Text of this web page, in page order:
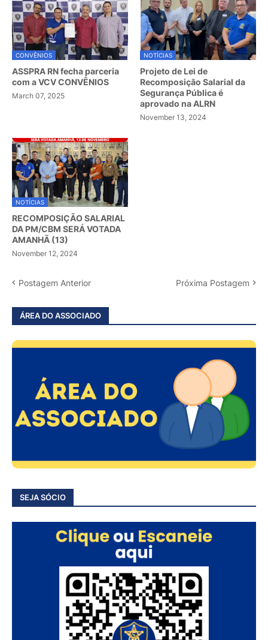
CONVÊNIOS
ASSPRA RN fecha parceria
com a VCV CONVÊNIOS
March 07, 2025
NOTÍCIAS
Projeto de Lei de
Recomposição Salarial da
Segurança Pública é
aprovado na ALRN
November 13, 2024
NOTÍCIAS
RECOMPOSIÇÃO SALARIAL
DA PM/CBM SERÁ VOTADA
AMANHÃ (13)
November 12, 2024
Postagem Anterior Próxima Postagem
ÁREA DO ASSOCIADO
SEJA SÓCIO